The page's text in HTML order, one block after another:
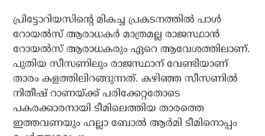
പ്രിട്ടോറിയസിന്റെ മികച്ച പ്രകടനത്തില്‍ പാള്‍
റോയല്‍സ് ആരാധകര്‍ മാത്രമല്ല രാജസ്ഥാന്‍
റോയല്‍സ് ആരാധകരും ഏറെ ആവേശത്തിലാണ്.
പുതിയ സീസണിലും രാജസ്ഥാന് വേണ്ടിയാണ്
താരം കളത്തിലിറങ്ങുന്നത്. കഴിഞ്ഞ സീസണില്‍
നിതീഷ് റാണയ്ക്ക് പരിക്കേറ്റതോടെ
പകരക്കാരനായി ടീമിലെത്തിയ താരത്തെ
ഇത്തവണയും ഹല്ലാ ബോല്‍ ആര്‍മി ടീമിനൊപ്പം